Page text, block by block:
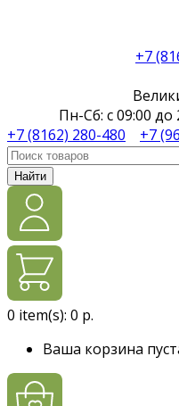
+7
Пн-Сб: с 09:00 до
+7 (8162) 280-480
+7
Найти
0 item(s): 0 р.
Ваша корзина